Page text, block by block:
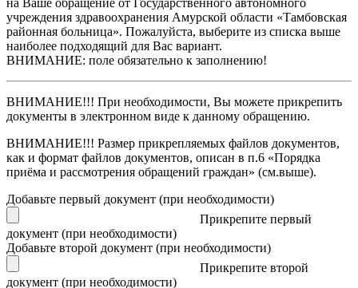
на Ваше обращение от Государственного автономного
учреждения здравоохранения Амурской области «Тамбовская
районная больница». Пожалуйста, выберите из списка выше
наиболее подходящий для Вас вариант.
ВНИМАНИЕ: поле обязательно к заполнению!
ВНИМАНИЕ!!! При необходимости, Вы можете прикрепить
документы в электронном виде к данному обращению.
ВНИМАНИЕ!!! Размер прикрепляемых файлов документов,
как и формат файлов документов, описан в п.6 «Порядка
приёма и рассмотрения обращений граждан» (см.выше).
Добавьте первый документ (при необходимости)
Прикрепите первый
документ (при необходимости)
Добавьте второй документ (при необходимости)
Прикрепите второй
документ (при необходимости)